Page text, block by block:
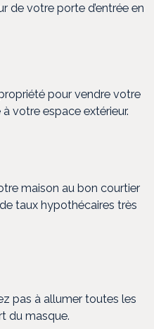
de votre porte d’entrée en
pour vendre votre
votre espace extérieur.
maison au bon courtier
taux hypothécaires très
pas à allumer toutes les
du masque.